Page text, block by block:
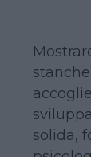
solida,